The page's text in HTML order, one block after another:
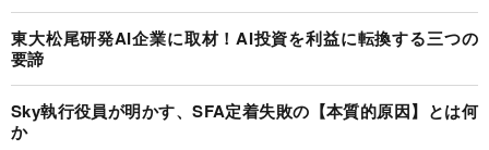
東大松尾研発AI企業に取材！AI投資を利益に転換する三つの
要諦
Sky執行役員が明かす、SFA定着失敗の【本質的原因】とは何
か